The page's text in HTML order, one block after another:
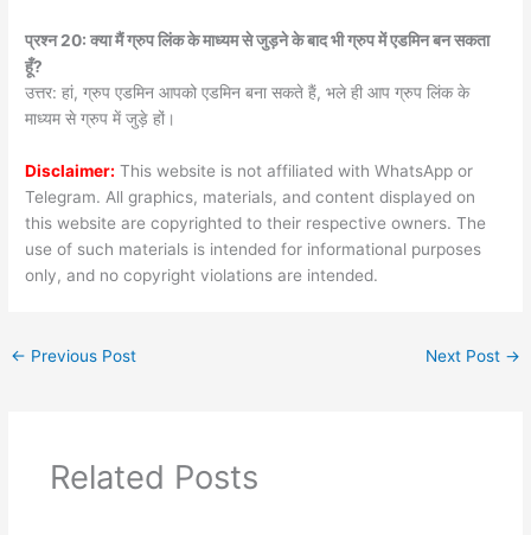
प्रश्न 20: क्या मैं ग्रुप लिंक के माध्यम से जुड़ने के बाद भी ग्रुप में एडमिन बन सकता
हूँ?
उत्तर: हां, ग्रुप एडमिन आपको एडमिन बना सकते हैं, भले ही आप ग्रुप लिंक के
माध्यम से ग्रुप में जुड़े हों।
Disclaimer: This website is not affiliated with WhatsApp or
Telegram. All graphics, materials, and content displayed on
this website are copyrighted to their respective owners. The
use of such materials is intended for informational purposes
only, and no copyright violations are intended.
← Previous Post Next Post →
Related Posts